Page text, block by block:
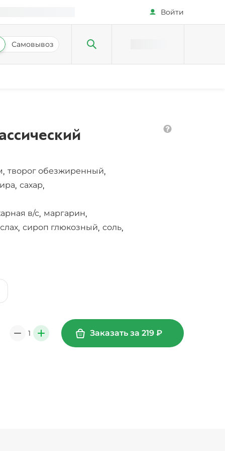
Войти
Самовывоз
, творог обезжиренный,
, сахар,
в/с, маргарин,
, сироп глюкозный, соль,
1 + Заказать за 219 ₽